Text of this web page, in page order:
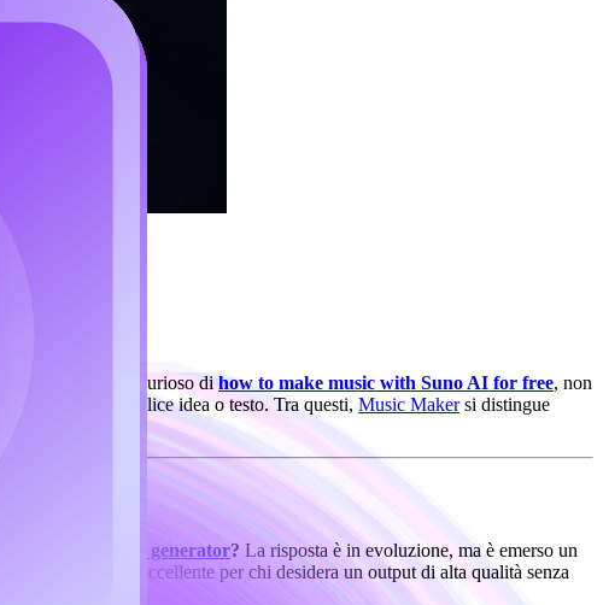
nell’AI. Se sei curioso di how to make music with Suno AI for free, non
da una semplice idea o testo. Tra questi, Music Makersi distingue
is the best ai song generator? La risposta è in evoluzione, ma è emerso un
una scelta eccellente per chi desidera un output di alta qualità senza